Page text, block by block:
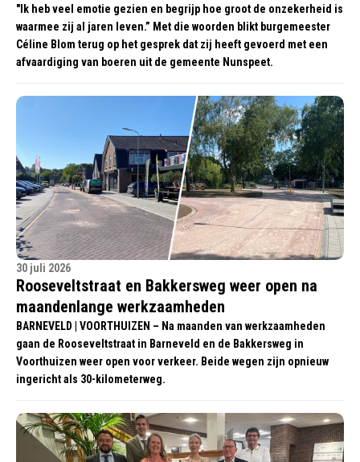
"Ik heb veel emotie gezien en begrijp hoe groot de onzekerheid is
waarmee zij al jaren leven.” Met die woorden blikt burgemeester
Céline Blom terug op het gesprek dat zij heeft gevoerd met een
afvaardiging van boeren uit de gemeente Nunspeet.
30 juli 2026
Rooseveltstraat en Bakkersweg weer open na
maandenlange werkzaamheden
BARNEVELD | VOORTHUIZEN – Na maanden van werkzaamheden
gaan de Rooseveltstraat in Barneveld en de Bakkersweg in
Voorthuizen weer open voor verkeer. Beide wegen zijn opnieuw
ingericht als 30-kilometerweg.